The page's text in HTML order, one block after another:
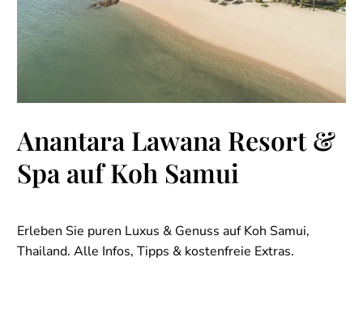
Anantara Lawana Resort &
Spa auf Koh Samui
Erleben Sie puren Luxus & Genuss auf Koh Samui,
Thailand. Alle Infos, Tipps & kostenfreie Extras.